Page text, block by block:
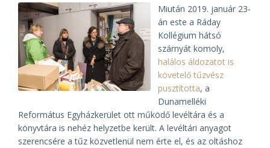
Miután 2019. január 23-
án este a Ráday
Kollégium hátsó
szárnyát komoly,
halálos áldozatot is
követelő tűzvész
pusztította, a
Dunamelléki
Református Egyházkerület ott működő levéltára és a
könyvtára is nehéz helyzetbe került. A levéltári anyagot
szerencsére a tűz közvetlenül nem érte el, és az oltáshoz